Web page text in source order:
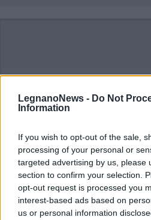
LegnanoNews - Do Not
Information
If you wish to opt-out of the sale,
processing of your personal or
targeted advertising by us, please
section to confirm your selection.
opt-out request is processed you
interest-based ads based on
us or personal information
ALTRE NOTIZIE DI